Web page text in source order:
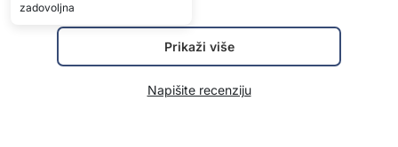
zadovoljna
Prikaži više
Napišite recenziju